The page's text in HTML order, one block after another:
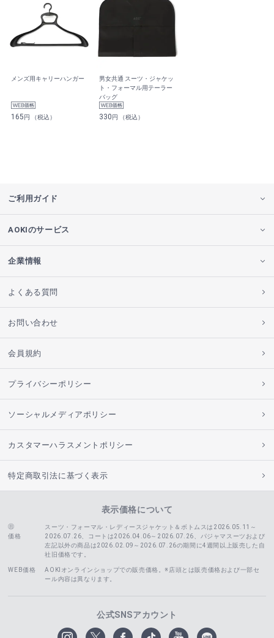
メンズ用キャリーハンガー
165円 （税込）
男女共通 スーツ・ジャケッ
ト・フォーマル用テーラー
バッグ
330円 （税込）
ご利用ガイド
AOKIのサービス
企業情報
よくある質問
お問い合わせ
会員規約
プライバシーポリシー
ソーシャルメディアポリシー
カスタマーハラスメントポリシー
特定商取引法に基づく表示
表示価格について
価格
スーツ・フォーマル・レディースジャケット＆ボトムスは2026.05.11～
2026.07.26、コートは2026.04.06～2026.07.26、
パジャマスーツおよび
左記以外の商品は2026.02.09～2026.07.26の期間に4週間以上販売した自
社旧価格です。
WEB価格
AOKIオンラインショップでの販売価格。※店頭とは販売価格および一部セ
ール内容は異なります。
公式SNSアカウント